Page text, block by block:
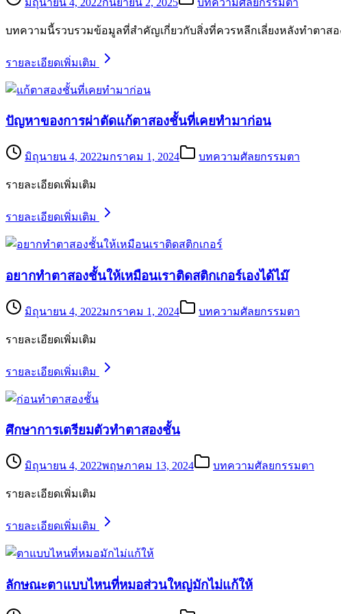
บทความนี้รวบรวมข้อมูลที่สำคัญเกี่ยวกับสิ่งที่ควรหลีกเลี่ยงหลังทำตาส
รายละเอียดเพิ่มเติม
ปัญหาของการผ่าตัดแก้ตาสองชั้นที่เคยทำมาก่อน
มิถุนายน 4, 2022มกราคม 1, 2024 บทความศัลยกรรมตา
รายละเอียดเพิ่มเติม
รายละเอียดเพิ่มเติม
อยากทำตาสองชั้นให้เหมือนเราติดสติกเกอร์เองได้ไม๊
มิถุนายน 4, 2022มกราคม 1, 2024 บทความศัลยกรรมตา
รายละเอียดเพิ่มเติม
รายละเอียดเพิ่มเติม
ศึกษาการเตรียมตัวทำตาสองชั้น
มิถุนายน 4, 2022พฤษภาคม 13, 2024 บทความศัลยกรรมตา
รายละเอียดเพิ่มเติม
รายละเอียดเพิ่มเติม
ลักษณะตาแบบไหนที่หมอส่วนใหญ่มักไม่แก้ให้